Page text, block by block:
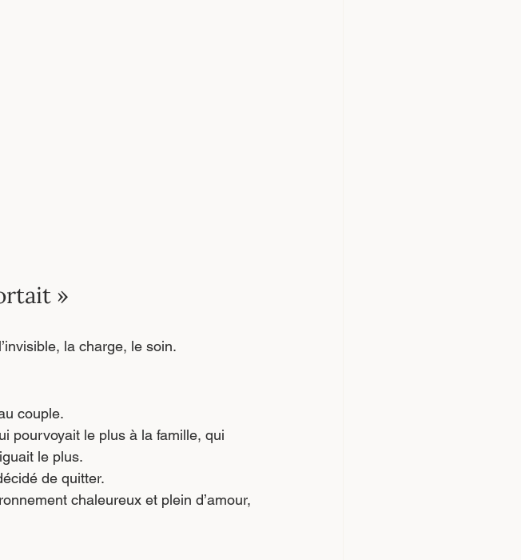
»
la charge, le soin.
couple.
le plus.
de quitter.
chaleureux et plein d’amour,